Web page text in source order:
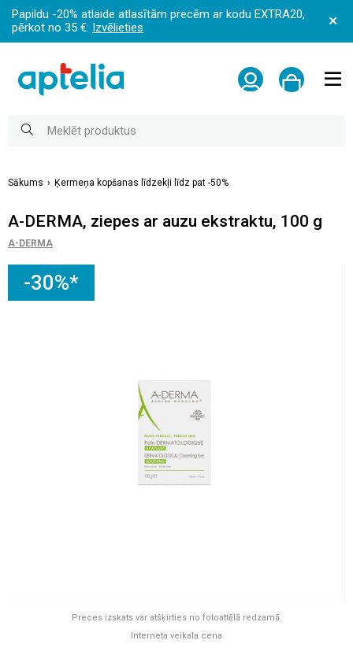
Papildu -20% atlaide atlasītām precēm ar kodu EXTRA20,
pērkot no 35 €: Izvēlieties
Sākums Ķermeņa kopšanas līdzekļi līdz pat -50%
A-DERMA, ziepes ar auzu ekstraktu, 100 g
A-DERMA
-30%*
Preces izskats var atšķirties no fotoattēlā redzamā.
Interneta veikala cena